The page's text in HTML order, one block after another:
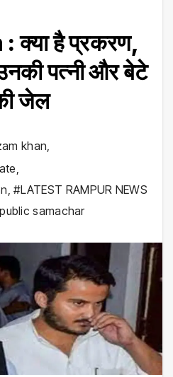
क्‍या है प्रकरण,
पत्नी और बेटे
जेल
khan
,#LATEST RAMPUR NEWS
samachar